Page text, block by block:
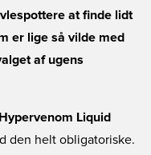
at finde lidt
er lige så vilde med
af ugens
Liquid
den helt obligatoriske.